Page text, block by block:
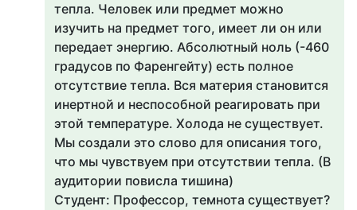
тепла. Человек или предмет можно
изучить на предмет того, имеет ли он или
передает энергию. Абсолютный ноль (-460
градусов по Фаренгейту) есть полное
отсутствие тепла. Вся материя становится
инертной и неспособной реагировать при
этой температуре. Холода не существует.
Мы создали это слово для описания того,
что мы чувствуем при отсутствии тепла. (В
аудитории повисла тишина)
Студент: Профессор, темнота существует?